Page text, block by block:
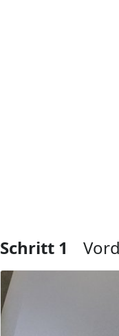
Schritt 1